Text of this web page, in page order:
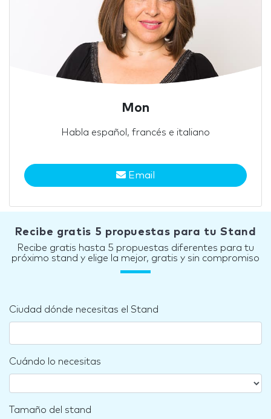
Mon
Habla español, francés e italiano
Email
Recibe gratis 5 propuestas para tu Stand
Recibe gratis hasta 5 propuestas diferentes para tu
próximo stand y elige la mejor, gratis y sin compromiso
Ciudad dónde necesitas el Stand
Cuándo lo necesitas
Tamaño del stand